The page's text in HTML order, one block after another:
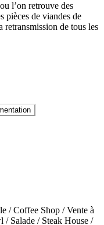
l’on retrouve des
pièces de viandes de
retransmission de tous les
/ Coffee Shop / Vente à
Salade / Steak House /